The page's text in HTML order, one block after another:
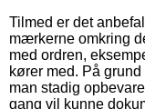
Tilmed er det
mærkerne omkring
med ordren,
kører med. På
man stadig
gang vil kunne